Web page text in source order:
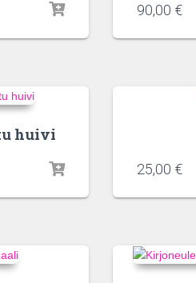
90,00 €
huivi
25,00 €